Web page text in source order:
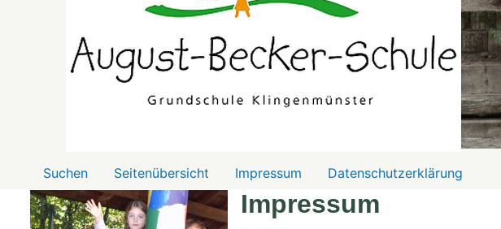
Menü2
Suchen Seitenübersicht Impressum Datenschutzerklärung
Impressum